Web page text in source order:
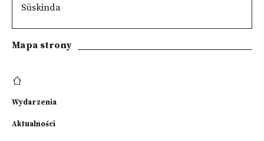
Süskinda
Mapa strony
Wydarzenia
Aktualności